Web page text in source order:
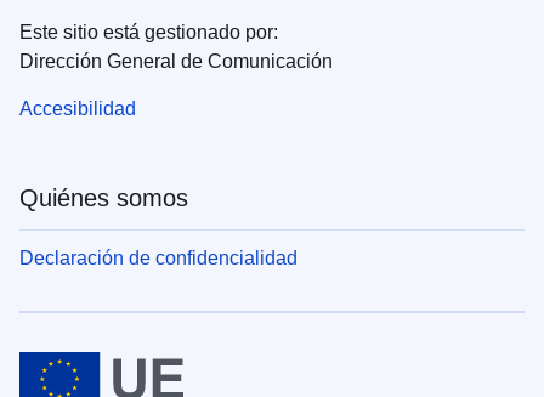
Este sitio está gestionado por:
Dirección General de Comunicación
Accesibilidad
Quiénes somos
Declaración de confidencialidad